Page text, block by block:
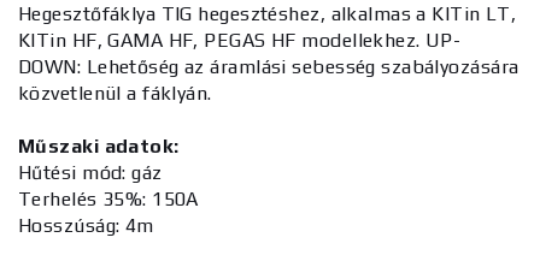
Hegesztőfáklya TIG hegesztéshez, alkalmas a KITin LT,
KITin HF, GAMA HF, PEGAS HF modellekhez. UP-
DOWN: Lehetőség az áramlási sebesség szabályozására
közvetlenül a fáklyán.
Műszaki adatok:
Hűtési mód: gáz
Terhelés 35%: 150A
Hosszúság: 4m